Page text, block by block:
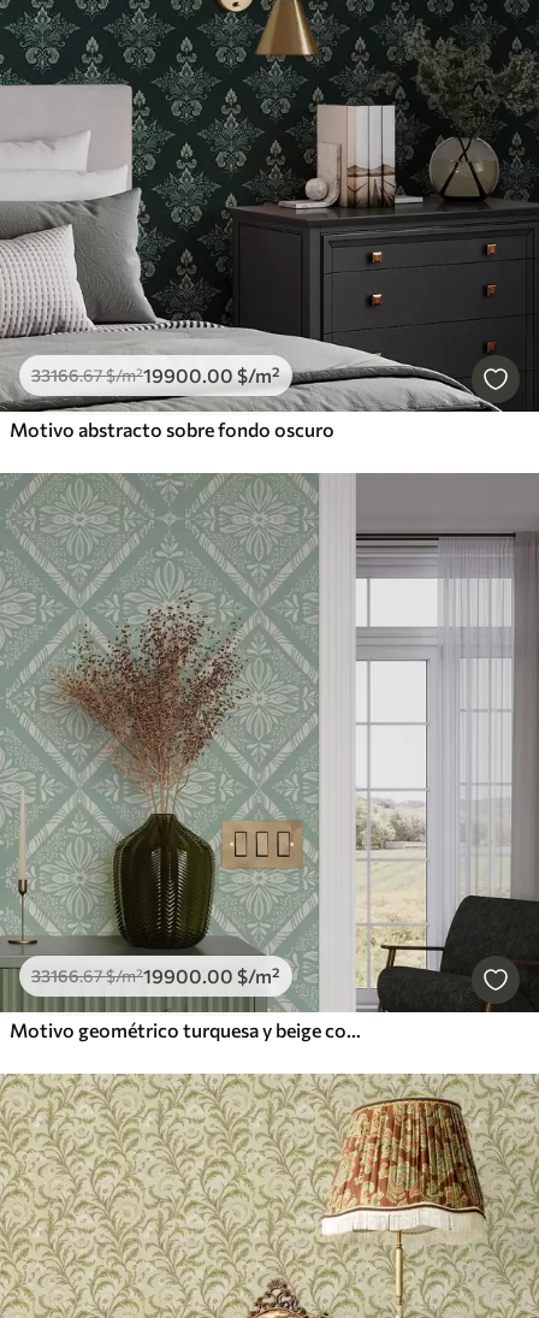
33166.67$/m²19900.00 $/m²
Motivo abstracto sobre fondo oscuro
33166.67$/m²19900.00 $/m²
Motivo geométrico turquesa y beige con rizos